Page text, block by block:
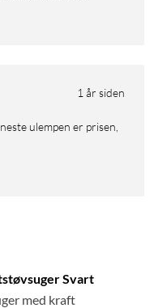
1 år siden
Svart
med kraft